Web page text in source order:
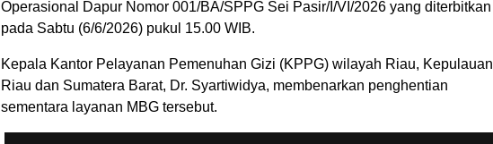
Operasional Dapur Nomor 001/BA/SPPG Sei Pasir/I/VI/2026 yang diterbitkan
pada Sabtu (6/6/2026) pukul 15.00 WIB.
Kepala Kantor Pelayanan Pemenuhan Gizi (KPPG) wilayah Riau, Kepulauan
Riau dan Sumatera Barat, Dr. Syartiwidya, membenarkan penghentian
sementara layanan MBG tersebut.